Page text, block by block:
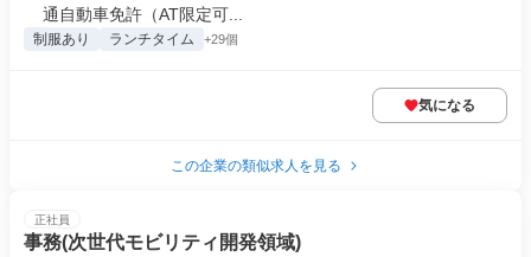
通自動車免許（AT限定可...
制服あり ランチタイム +29個
気になる
この企業の類似求人を見る
正社員
事務(次世代モビリティ開発領域)